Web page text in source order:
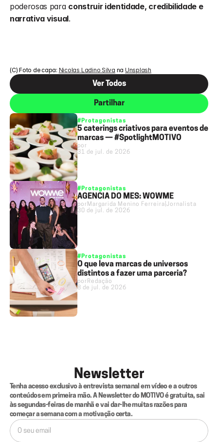
poderosas para construir identidade, credibilidade e
narrativa visual.
(C) Foto de capa: Nicolas Ladino Silva na Unsplash
Ver Todos
Partilhar
#Protagonistas
5 caterings criativos para eventos de
marcas — #SpotlightMOTIVO
por
31 de jul. de 2026
#Protagonistas
AGÊNCIA DO MÊS: WOWME
por Margarida Menino Ferreira Jornalista
30 de jul. de 2026
#Protagonistas
O que leva marcas de universos
distintos a fazer uma parceria?
por Redação
8 de jul. de 2026
Newsletter
Tenha acesso exclusivo à entrevista semanal em vídeo e a outros
conteúdos em primeira mão. A Newsletter do MOTIVO é gratuita, sai
às segundas-feiras de manhã e vai dar-lhe muitas razões para
começar a semana com a motivação certa.